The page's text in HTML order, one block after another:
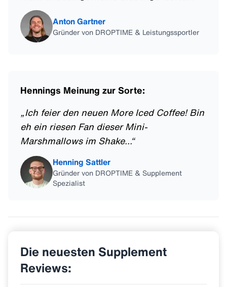
Anton Gartner
Gründer von DROPTIME & Leistungssportler
Hennings Meinung zur Sorte:
Ich feier den neuen More Iced Coffee! Bin
eh ein riesen Fan dieser Mini-
Marshmallows im Shake...
“
Henning Sattler
Gründer von DROPTIME & Supplement
Spezialist
Die neuesten Supplement
Reviews: